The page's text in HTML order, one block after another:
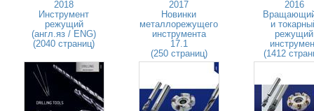
2018
Инструмент
режущий
(англ.яз / ENG)
(2040 страниц)
2017
Новинки
металлорежущего
инструмента
17.1
(250 страниц)
2016
и
режущий
(1412